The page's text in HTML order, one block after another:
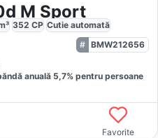
M Sport
352 CP Cutie automată
BMW212656
anuală 5,7% pentru persoane
Favorite